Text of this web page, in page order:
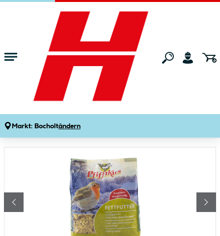
Zum Hauptinhalt springen
Markt: Bocholtändern
Tierwelt Wildtierbedarf Wildvogelfutter
Pf. Fettfutter 1kg
Artikelnummer: 409567